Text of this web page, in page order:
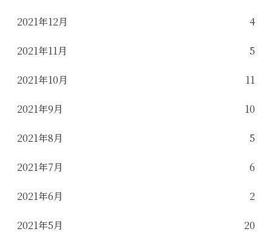
2021年12月 4
2021年11月 5
2021年10月 11
2021年9月 10
2021年8月 5
2021年7月 6
2021年6月 2
2021年5月 20